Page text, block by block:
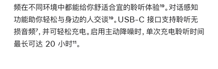
频在不同环境中都能给你舒适合宜的聆听体验脚
注
¹⁹。对话感知
功能助你轻松与身边的人交谈脚
注
¹⁹。USB-C 接口支持聆听无
损音频脚
注
⁷，并可轻松充电。启用主动降噪时，单次充电聆听时间
最长可达 20 小时脚
¹¹。